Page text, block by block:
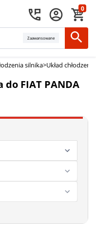
0
Zaawansowane
silnika>Układ
do FIAT PANDA